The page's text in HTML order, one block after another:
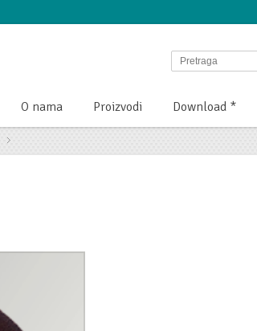
O nama Proizvodi Download *